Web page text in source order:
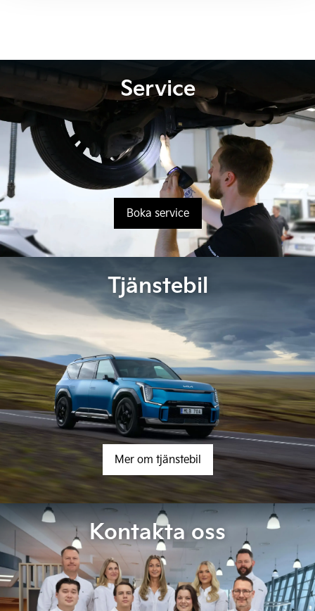
produktsidan
produktsidan
Service
Boka service
Tjänstebil
Mer om tjänstebil
Kontakta oss